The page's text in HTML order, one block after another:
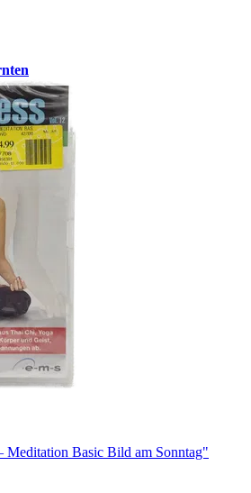
Basic Bild am Sonntag"